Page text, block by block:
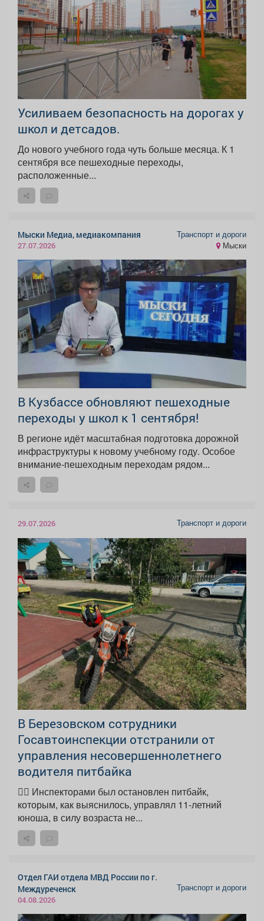
Усиливаем безопасность на дорогах у
школ и детсадов.
До нового учебного года чуть больше месяца. К 1
сентября все пешеходные переходы,
расположенные...
Мыски Медиа, медиакомпания
27.07.2026
Транспорт и дороги
Мыски
В Кузбассе обновляют пешеходные
переходы у школ к 1 сентября!
В регионе идёт масштабная подготовка дорожной
инфраструктуры к новому учебному году. Особое
внимание-пешеходным переходам рядом...
29.07.2026 Транспорт и дороги
В Березовском сотрудники
Госавтоинспекции отстранили от
управления несовершеннолетнего
водителя питбайка
👮‍♂ Инспекторами был остановлен питбайк,
которым, как выяснилось, управлял 11-летний
юноша, в силу возраста не...
Отдел ГАИ отдела МВД России по г.
Междуреченск
04.08.2026
Транспорт и дороги